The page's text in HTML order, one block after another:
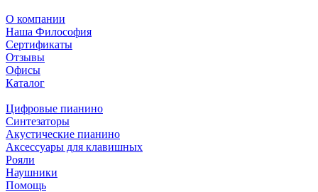
О компании
Наша Философия
Сертификаты
Отзывы
Офисы
Каталог
Цифровые пианино
Синтезаторы
Акустические пианино
Аксессуары для клавишных
Рояли
Наушники
Помощь